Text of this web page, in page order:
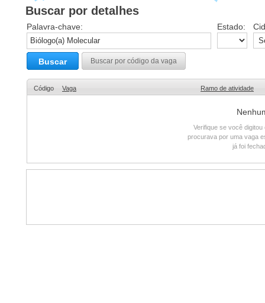
Buscar por detalhes
Palavra-chave: Estado:
Buscar Buscar por código da vaga
Código Vaga Ramo de atividade
Verifique se você
procurava por uma vaga
já foi